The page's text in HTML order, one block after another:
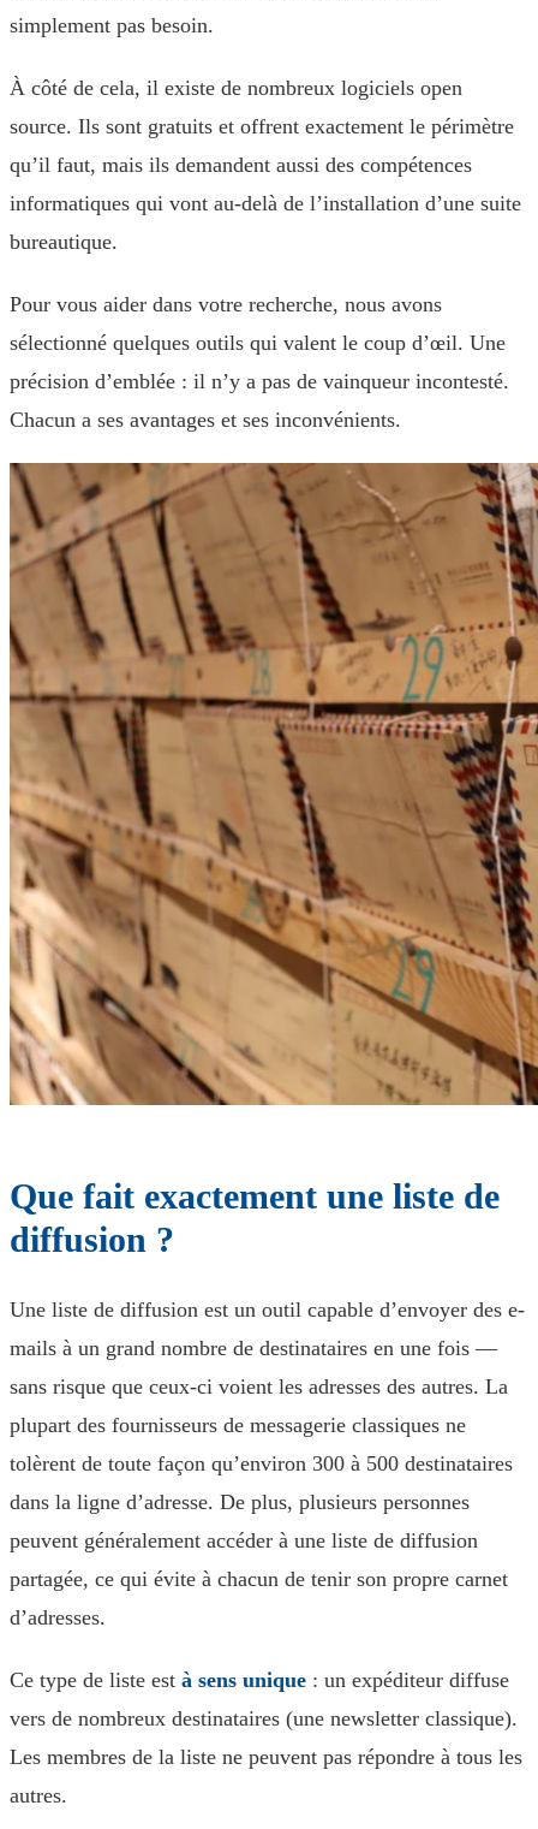
simplement pas besoin.
À côté de cela, il existe de nombreux logiciels open
source. Ils sont gratuits et offrent exactement le périmètre
qu’il faut, mais ils demandent aussi des compétences
informatiques qui vont au-delà de l’installation d’une suite
bureautique.
Pour vous aider dans votre recherche, nous avons
sélectionné quelques outils qui valent le coup d’œil. Une
précision d’emblée : il n’y a pas de vainqueur incontesté.
Chacun a ses avantages et ses inconvénients.
Que fait exactement une liste de
diffusion ?
Une liste de diffusion est un outil capable d’envoyer des e-
mails à un grand nombre de destinataires en une fois —
sans risque que ceux-ci voient les adresses des autres. La
plupart des fournisseurs de messagerie classiques ne
tolèrent de toute façon qu’environ 300 à 500 destinataires
dans la ligne d’adresse. De plus, plusieurs personnes
peuvent généralement accéder à une liste de diffusion
partagée, ce qui évite à chacun de tenir son propre carnet
d’adresses.
Ce type de liste est à sens unique : un expéditeur diffuse
vers de nombreux destinataires (une newsletter classique).
Les membres de la liste ne peuvent pas répondre à tous les
autres.